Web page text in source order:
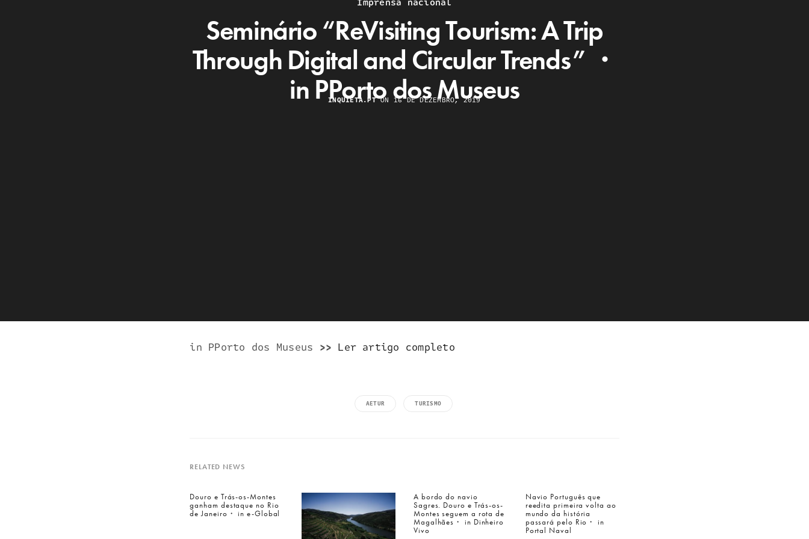
Seminário “ReVisiting Tourism: A Trip
Through Digital and Circular Trends” ・
in PPorto dos Museus
INQUIETA.PTON 16 DE DEZEMBRO, 2019
in PPorto dos Museus >> Ler artigo completo
AETUR TURISMO
RELATED NEWS
Douro e Trás-os-Montes
ganham destaque no Rio
de Janeiro・ in e-Global
A bordo do navio
Sagres. Douro e Trás-os-
Montes seguem a rota de
Magalhães・ in Dinheiro
Vivo
Navio Português que
reedita primeira volta ao
mundo da história
passará pelo Rio・ in
Portal Naval
a inquieta
o que fazemos
portefólio